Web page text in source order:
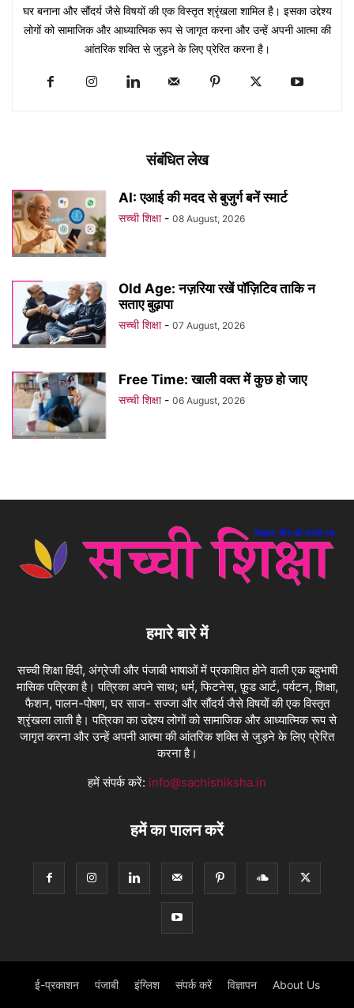
घर बनाना और सौंदर्य जैसे विषयों की एक विस्तृत श्रृंखला शामिल है। इसका उद्देश्य
लोगों को सामाजिक और आध्यात्मिक रूप से जागृत करना और उन्हें अपनी आत्मा की
आंतरिक शक्ति से जुड़ने के लिए प्रेरित करना है।
संबंधित लेख
AI: एआई की मदद से बुजुर्ग बनें स्मार्ट
सच्ची शिक्षा - 08 August, 2026
Old Age: नज़रिया रखें पॉज़िटिव ताकि न
सताए बुढ़ापा
सच्ची शिक्षा - 07 August, 2026
Free Time: खाली वक्त में कुछ हो जाए
सच्ची शिक्षा - 06 August, 2026
हमारे बारे में
सच्ची शिक्षा हिंदी, अंग्रेजी और पंजाबी भाषाओं में प्रकाशित होने वाली एक बहुभाषी
मासिक पत्रिका है। पत्रिका अपने साथ; धर्म, फिटनेस, फ़ूड आर्ट, पर्यटन, शिक्षा,
फैशन, पालन-पोषण, घर साज- सज्जा और सौंदर्य जैसे विषयों की एक विस्तृत
श्रृंखला लाती है। पत्रिका का उद्देश्य लोगों को सामाजिक और आध्यात्मिक रूप से
जागृत करना और उन्हें अपनी आत्मा की आंतरिक शक्ति से जुड़ने के लिए प्रेरित
करना है।
हमें संपर्क करें: info@sachishiksha.in
हमें का पालन करें
ई-प्रकाशन पंजाबी इंग्लिश संपर्क करें विज्ञापन About Us